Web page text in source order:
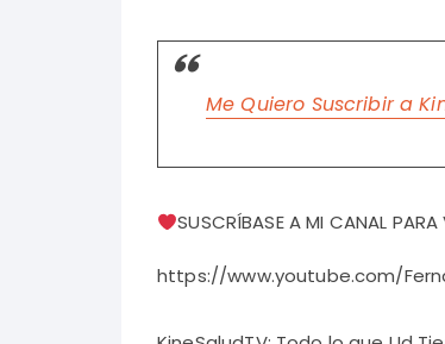
Me Quiero Suscribir a
SUSCRÍBASE A MI CANAL PARA
https://www.youtube.com/